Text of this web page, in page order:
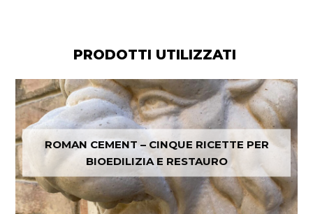
PRODOTTI UTILIZZATI
ROMAN CEMENT – CINQUE RICETTE PER
BIOEDILIZIA E RESTAURO